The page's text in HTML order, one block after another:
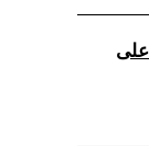
على